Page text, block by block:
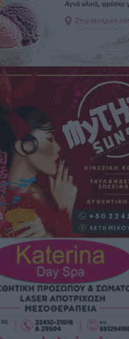
Νωρίς νωρίς μπήκαν στα
53 λεπτά
Μεγάλο βήμα
πριν 56 λεπτά
το βλέμμα στραμμένο στο
58 λεπτά
Περισσότερα από 95
μοίρασε τον Ιούλιο
πριν 1 ώρα
του έργου αναβάθμισης
Νεστορίδειου Μελάθρου
πριν 2 ώρες